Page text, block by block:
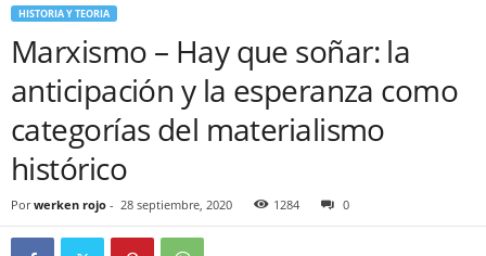
HISTORIA Y TEORIA
Marxismo – Hay que soñar: la
anticipación y la esperanza como
categorías del materialismo
histórico
Por werken rojo - 28 septiembre, 2020 1284 0